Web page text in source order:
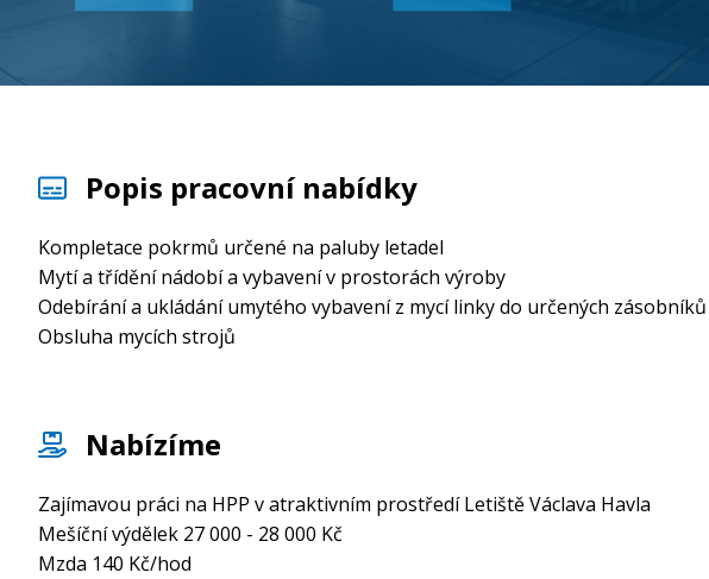
Popis pracovní nabídky
Kompletace pokrmů určené na paluby letadel
Mytí a třídění nádobí a vybavení v prostorách výroby
Odebírání a ukládání umytého vybavení z mycí linky do určených zásobníků
Obsluha mycích strojů
Nabízíme
Zajímavou práci na HPP v atraktivním prostředí Letiště Václava Havla
Mešíční výdělek 27 000 - 28 000 Kč
Mzda 140 Kč/hod